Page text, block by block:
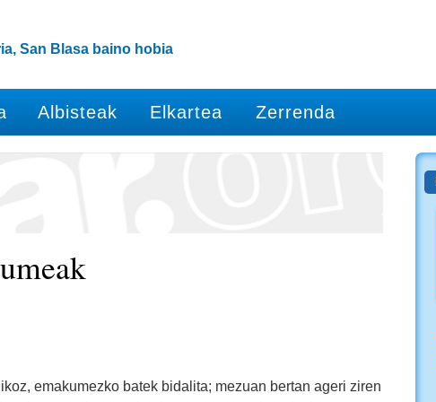
San Blasa baino hobia
Albisteak Elkartea Zerrenda
emakumezko batek bidalita; mezuan bertan ageri ziren